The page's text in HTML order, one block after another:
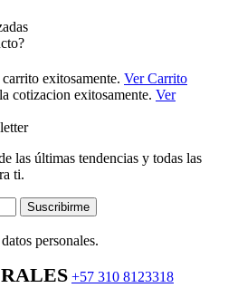
exitosamente. Ver Carrito
cotizacion exitosamente. Ver
las últimas tendencias y todas las
ti.
Suscribirme
personales.
+57 310 8123318